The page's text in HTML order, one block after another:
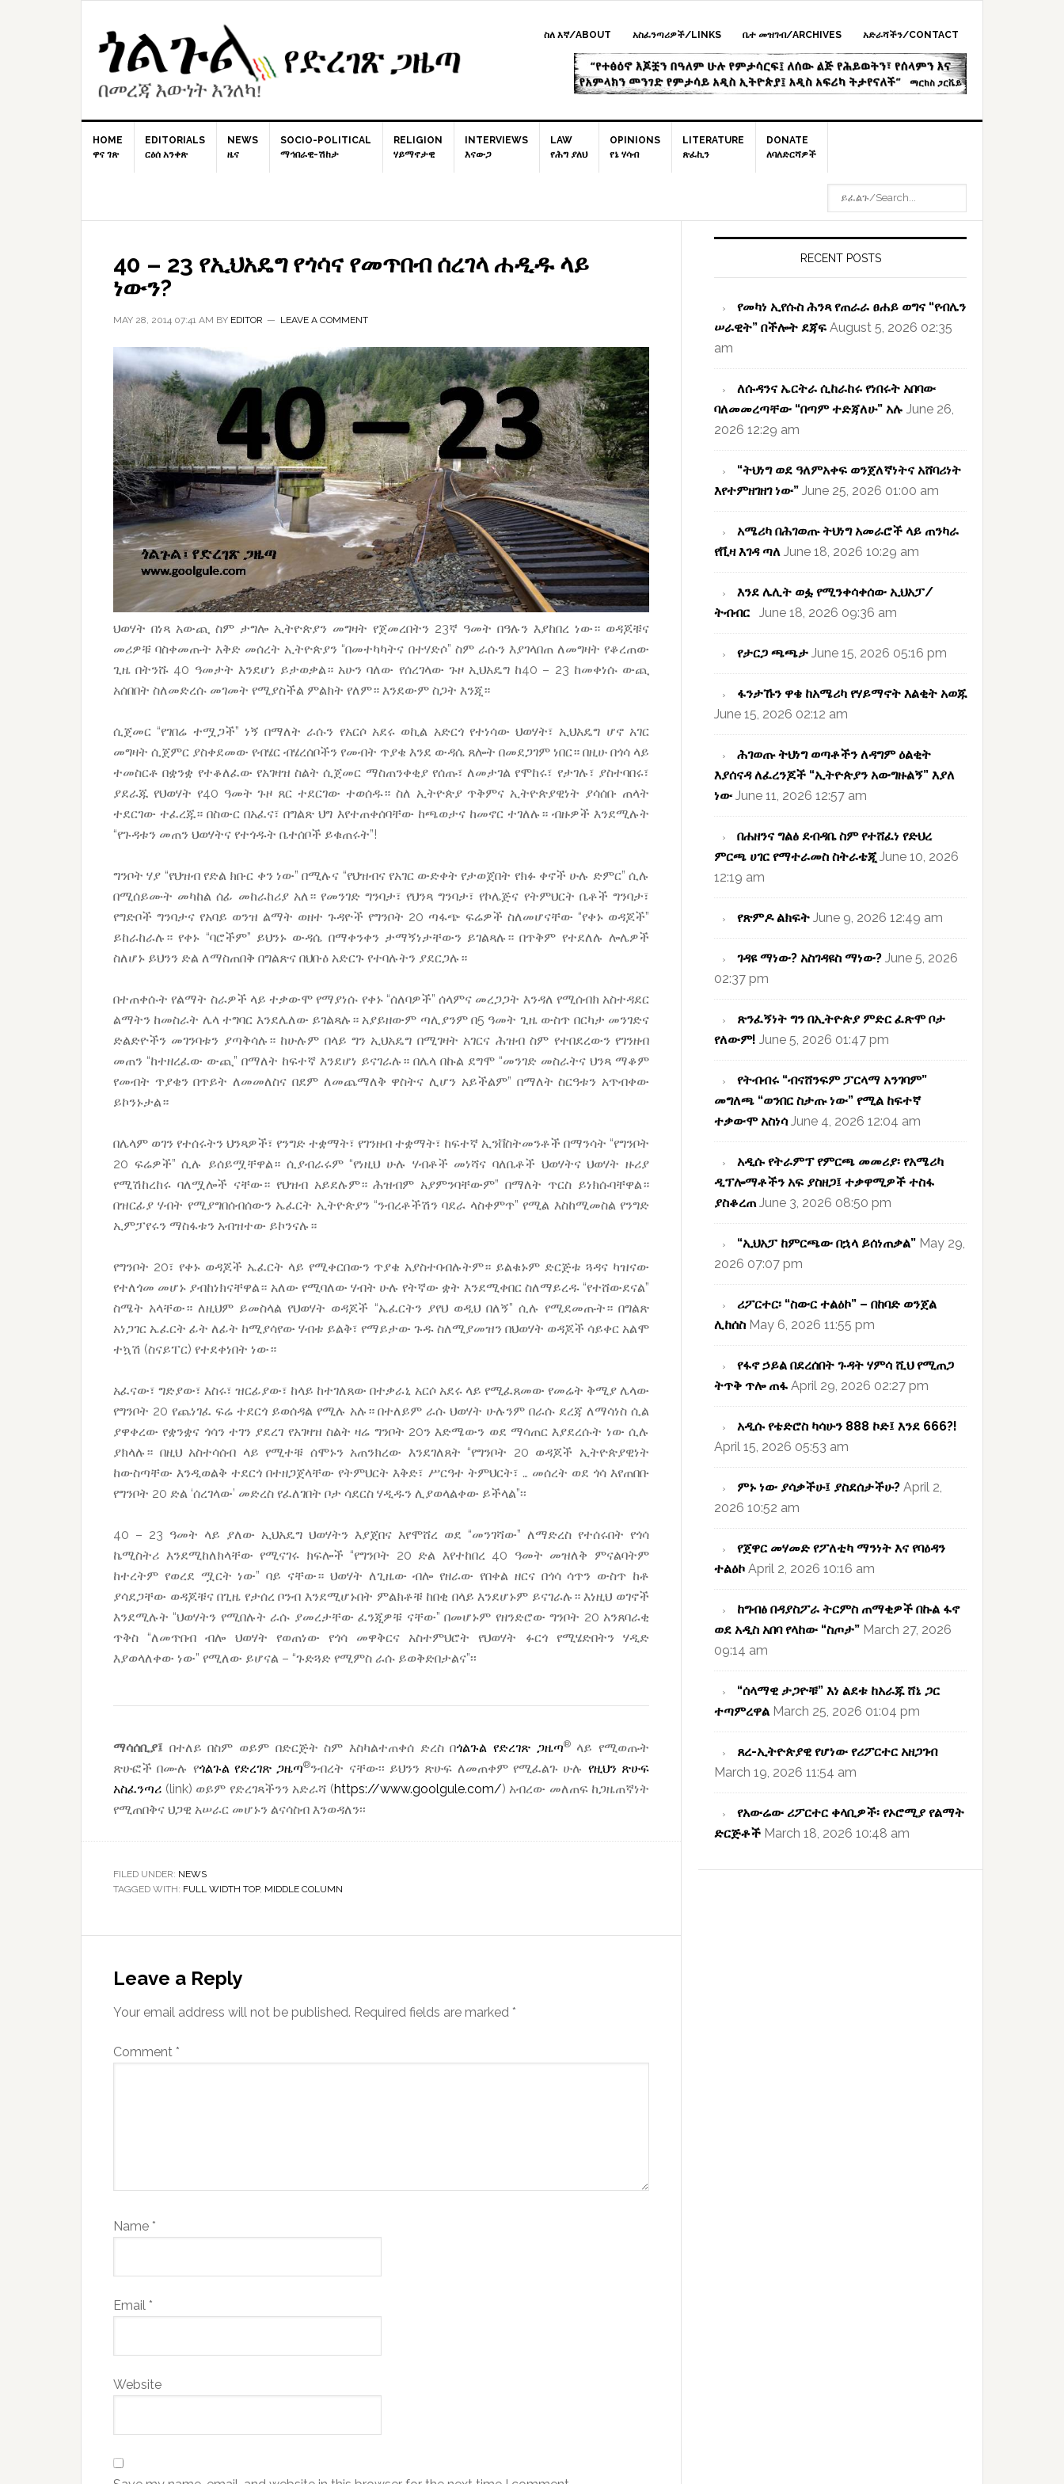
ስለ እኛ/ABOUT አስፈንጣሪዎች/LINKS ቤተ መዝገብ/ARCHIVES አድራሻችን/CONTACT
HOME
ዋና ገጽ
EDITORIALS
ርዕሰ አንቀጽ
NEWS
ዜና
SOCIO-POLITICAL
ማኅበራዊ-ሽከታ
RELIGION
ሃይማኖታዊ
INTERVIEWS
እናውጋ
LAW
የሕግ ያለህ
OPINIONS
የኔ ሃሳብ
LITERATURE
ጽፈኪን
DONATE
ለባለድርሻዎች
40 – 23 የኢህአዴግ የጎሳና የመጥበብ ሰረገላ ሐዲዱ ላይ
ነውን?
MAY 28, 2014 07:41 AM BY EDITOR LEAVE A COMMENT
ህወሃት በነጻ አውጪ ስም ታግሎ ኢትዮጵያን መግዛት የጀመረበትን 23ኛ ዓመት በዓሉን እያከበረ ነው። ወዳጆቹና
መሪዎቹ ባስቀመጡት እቅድ መሰረት ኢትዮጵያን “በመተካካትና በተሃድሶ” ስም ራሱን እያገላበጠ ለመግዛት የቆረጠው
ጊዜ በትንሹ 40 ዓመታት እንደሆነ ይታወቃል። አሁን ባለው የሰረገላው ጉዞ ኢህአዴግ ከ40 – 23 ከመቀነሱ ውጪ
አሰበበት ስለመድረሱ መገመት የሚያስችል ምልክት የለም። እንደውም ስጋት እንጂ።
ሲጀመር “የገበሬ ተሟጋች” ነኝ በማለት ራሱን የአርሶ አደሩ ወኪል አድርጎ የተነሳው ህወሃት፣ ኢህአዴግ ሆኖ አገር
መግዛት ሲጀምር ያስቀደመው የብሄር ብሄረሰቦችን የመብት ጥያቄ እንደ ውዳሴ ጸሎት በመደጋገም ነበር። በዚሁ በጎሳ ላይ
ተመስርቶ በቋንቋ የተቆለፈው የአገዛዝ ስልት ሲጀመር ማስጠንቀቂያ የሰጡ፣ ለመታገል የሞከሩ፣ የታገሉ፣ ያስተባበሩ፣
ያደራጁ የህወሃት የ40 ዓመት ጉዞ ጸር ተደርገው ተወሰዱ። ስለ ኢትዮጵያ ጥቅምና ኢትዮጵያዊነት ያሳሰቡ ጠላት
ተደርገው ተፈረጁ። በስውር በአፈና፣ በግልጽ ህግ እየተጠቀሰባቸው ከጫወታና ከመኖር ተገለሉ። ብዙዎች እንደሚሉት
“የጉዳቱን መጠን ህወሃትና የተጎዱት ቤተሰቦች ይቁጠሩት”!
ግንቦት ሃያ “የህዝብ የድል ክቡር ቀን ነው” በሚሉና “የህዝብና የአገር ውድቀት የታወጀበት የክፉ ቀኖች ሁሉ ድምር” ሲሉ
በሚሰይሙት መካከል ሰፊ መከራከሪያ አለ። የመንገድ ግንባታ፣ የህንጻ ግንባታ፣ የኮሌጅና የትምህርት ቤቶች ግንባታ፣
የግድቦች ግንባታና የአባይ ወንዝ ልማት ወዘተ ጉዳዮች የግንቦት 20 ጣፋጭ ፍሬዎች ስለመሆናቸው “የቀኑ ወዳጆች”
ይከራከራሉ። የቀኑ “ባሮችም” ይህንኑ ውዳሴ በማቀንቀን ታማኝነታቸውን ይገልጻሉ። በጥቅም የተደለሉ ሎሌዎች
ስለሆኑ ይህንን ድል ለማስጠበቅ በግልጽና በህቡዕ አድርጉ የተባሉትን ያደርጋሉ።
በተጠቀሱት የልማት ስራዎች ላይ ተቃውሞ የማያነሱ የቀኑ “ሰለባዎች” ሰላምና መረጋጋት እንዳለ የሚሰብክ አስተዳደር
ልማትን ከመስራት ሌላ ተግባር እንደሌለው ይገልጻሉ። አያይዘውም ጣሊያንም በ5 ዓመት ጊዜ ውስጥ በርካታ መንገድና
ድልድዮችን መገንባቱን ያጣቅሳሉ። ከሁሉም በላይ ግን ኢህአዴግ በሚገዛት አገርና ሕዝብ ስም የተበደረውን የገንዘብ
መጠን “ከተዘረፈው ውጪ” በማለት ከፍተኛ እንደሆነ ይናገራሉ። በሌላ በኩል ደግሞ “መንገድ መስራትና ህንጻ ማቆም
የመብት ጥያቄን በጥይት ለመመለስና በደም ለመጨማለቅ ዋስትና ሊሆን አይችልም” በማለት ስርዓቱን አጥብቀው
ይኮንኑታል።
በሌላም ወገን የተሰሩትን ህንጻዎች፣ የንግድ ተቋማት፣ የገንዘብ ተቋማት፣ ከፍተኛ ኢንቨስትመንቶች በማንሳት “የግንቦት
20 ፍሬዎች” ሲሉ ይሰይሟቸዋል። ሲያብራሩም “የነዚህ ሁሉ ሃብቶች መነሻና ባለቤቶች ህወሃትና ህወሃት ዙሪያ
የሚሽከረከሩ ባለሟሎች ናቸው። የህዝብ አይደሉም። ሕዝብም አያምንባቸውም” በማለት ጥርስ ይነክሱባቸዋል።
በዝርፊያ ሃብት የሚያግበሰብሰውን ኤፈርት ኢትዮጵያን “ንብረቶችሽን ባደራ ላስቀምጥ” የሚል እስከሚመስል የንግድ
ኢምፓየሩን ማስፋቱን አብዝተው ይኮንናሉ።
የግንቦት 20፣ የቀኑ ወዳጆች ኤፈርት ላይ የሚቀርበውን ጥያቄ አያስተባብሉትም። ይልቁኑም ድርጅቱ ጓዳና ካዝናው
የተለጎመ መሆኑ ያብከነክናቸዋል። አለው የሚባለው ሃብት ሁሉ የትኛው ቋት እንደሚቀበር ስለማይረዱ “የተሸውደናል”
ስሜት አላቸው። ለዚህም ይመስላል የህወሃት ወዳጆች “ኤፈርትን ያየህ ወዲህ በለኝ” ሲሉ የሚደመጡት። በግልጽ
አነጋገር ኤፈርት ፊት ለፊት ከሚያሳየው ሃብቱ ይልቅ፣ የማይታው ጉዱ ስለሚያመዝን በህወሃት ወዳጆች ሳይቀር አልሞ
ተኳሽ (ስናይፐር) የተደቀነበት ነው።
አፈናው፣ ግድያው፣ እስሩ፣ ዝርፊያው፣ ከላይ ከተገለጸው በተቃራኒ አርሶ አደሩ ላይ የሚፈጸመው የመሬት ቅሚያ ሌላው
የግንቦት 20 የጨነገፈ ፍሬ ተደርጎ ይወሰዳል የሚሉ አሉ። በተለይም ራሱ ህወሃት ሁሉንም በራሱ ደረጃ ለማሳነስ ሲል
ያዋቀረው የቋንቋና ጎሳን ተገን ያደረገ የአገዛዝ ስልት ዛሬ ግንቦት 20ን እድሜውን ወደ ማሳጠር እያደረሱት ነው ሲሉ
ያክላሉ። በዚህ አስተሳሰብ ላይ የሚተቹ ሰሞኑን አጠንክረው እንደገለጸት “የግንቦት 20 ወዳጆች ኢትዮጵያዊነት
ከውስጣቸው እንዲወልቅ ተደርጎ በተዘጋጀላቸው የትምህርት እቅድ፣ ሥርዓተ ትምህርት፣ … መሰረት ወደ ጎሳ እየጠበቡ
የግንቦት 20 ድል ‘ሰረገላው’ መድረስ የፈለገበት ቦታ ሳደርስ ሃዲዱን ሊያወላልቀው ይችላል”፡፡
40 – 23 ዓመት ላይ ያለው ኢህአዴግ ህወሃትን እያጀበና እየሞሸረ ወደ “መንገሻው” ለማድረስ የተሰሩበት የጎሳ
ኬሚስትሪ እንደሚከለክላቸው የሚናገሩ ክፍሎች “የግንቦት 20 ድል እየተከበረ 40 ዓመት መዝለቅ ምናልባትም
ከተረትም የወረደ ሟርት ነው” ባይ ናቸው። ህወሃት ለጊዜው ብሎ የዘራው የበቀል ዘርና በጎሳ ሳጥን ውስጥ ከቶ
ያሳደጋቸው ወዳጆቹና በጊዜ የታሰረ ቦንብ እንደሚሆኑበት ምልክቶቹ ከበቂ በላይ እንደሆኑም ይናገራሉ። እነዚህ ወገኖች
እንደሚሉት “ህወሃትን የሚበሉት ራሱ ያመረታቸው ፈንጂዎቹ ናቸው” በመሆኑም የዘንድሮው ግንቦት 20 አንጸባራቂ
ጥቅስ “ለመጥበብ ብሎ ህወሃት የወጠነው የጎሳ መዋቅርና አስተምህሮት የህወሃት ፉርጎ የሚሄድበትን ሃዲድ
እያወላለቀው ነው” የሚለው ይሆናል – “ጉድጓድ የሚምስ ራሱ ይወቅድበታልና”፡፡
ማሳሰቢያ፤ በተለይ በስም ወይም በድርጅት ስም እስካልተጠቀሰ ድረስ በጎልጉል የድረገጽ ጋዜጣ®ላይ የሚወጡት
ጽሁፎች በሙሉ የጎልጉል የድረገጽ ጋዜጣ®ንብረት ናቸው፡፡ ይህንን ጽሁፍ ለመጠቀም የሚፈልጉ ሁሉ የዚህን ጽሁፍ
አስፈንጣሪ (link) ወይም የድረገጻችንን አድራሻ (https://www.goolgule.com/) አብረው መለጠፍ ከጋዜጠኛነት
የሚጠበቅና ህጋዊ አሠራር መሆኑን ልናሳስብ እንወዳለን፡፡
FILED UNDER: NEWS
TAGGED WITH: FULL WIDTH TOP, MIDDLE COLUMN
Leave a Reply
Your email address will not be published. Required fields are marked *
Comment *
Name *
Email *
Website
RECENT POSTS
የመካነ ኢየሱስ ሕንጻ የጠራራ ፀሐይ ወግና “የብሌን
ሠራዊት” በችሎት ደጃፍ August 5, 2026 02:35
am
ለሱዳንና ኤርትራ ሲከራከሩ የነበሩት አበባው
ባለመመረጣቸው “በጣም ተድጃለሁ” አሉ June 26,
2026 12:29 am
“ትህነግ ወደ ዓለምአቀፍ ወንጀለኛነትና አሸባሪነት
እየተምዘገዘገ ነው” June 25, 2026 01:00 am
አሜሪካ በሕገወጡ ትህነግ አመራሮች ላይ ጠንካራ
የቪዛ እገዳ ጣለ June 18, 2026 10:29 am
እንደ ሌሊት ወፏ የሚንቀሳቀሰው ኢህአፓ/
ትብብር June 18, 2026 09:36 am
የታርጋ ጫጫታ June 15, 2026 05:16 pm
ፋንታኹን ዋቄ ከአሜሪካ የሃይማኖት እልቂት አወጁ
June 15, 2026 02:12 am
ሕገወጡ ትህነግ ወጣቶችን ለዳግም ዕልቂት
እያሰናዳ ለፈረንጆች “ኢትዮጵያን አውግዙልኝ” እያለ
ነው June 11, 2026 12:57 am
በሐዘንና ግልፅ ደብዳቤ ስም የተሸፈነ የድህረ
ምርጫ ሀገር የማተራመስ ስትራቴጂ June 10, 2026
12:19 am
የጽምዶ ልክፍት June 9, 2026 12:49 am
ገዳዩ ማነው? አስገዳዩስ ማነው? June 5, 2026
02:37 pm
ጽንፈኝነት ግን በኢትዮጵያ ምድር ፈጽሞ ቦታ
የለውም! June 5, 2026 01:47 pm
የትብብሩ “ብናሸንፍም ፓርላማ አንገባም”
መግለጫ “ወንበር ስታጡ ነው” የሚል ከፍተኛ
ተቃውሞ አስነሳ June 4, 2026 12:04 am
አዲሱ የትራምፕ የምርጫ መመሪያ፡ የአሜሪካ
ዲፕሎማቶችን አፍ ያስዘጋ፤ ተቃዋሚዎች ተስፋ
ያስቆረጠ June 3, 2026 08:50 pm
“ኢህአፓ ከምርጫው በኋላ ይሰነጠቃል” May 29,
2026 07:07 pm
ሪፖርተር፡ “ስውር ተልዕኮ” – በከባድ ወንጀል
ሊከሰስ May 6, 2026 11:55 pm
የፋኖ ኃይል በደረሰበት ጉዳት ሃምሳ ሺህ የሚጠጋ
ትጥቅ ጥሎ ጠፋ April 29, 2026 02:27 pm
አዲሱ የቴድሮስ ካሳሁን 888 ኮድ፤ እንደ 666?!
April 15, 2026 05:53 am
ምኑ ነው ያሳቃችሁ፤ ያስደሰታችሁ? April 2,
2026 10:52 am
የጀዋር መሃመድ የፖለቲካ ማንነት እና የባዕዳን
ተልዕኮ April 2, 2026 10:16 am
ከግብፅ በዳያስፖራ ትርምስ ጠማቂዎች በኩል ፋኖ
ወደ አዲስ አበባ የላከው “ስጦታ” March 27, 2026
09:14 am
“ሰላማዊ ታጋዮቹ” እነ ልደቱ ከአራጁ ሸኔ ጋር
ተጣምረዋል March 25, 2026 01:04 pm
ጸረ-ኢትዮጵያዊ የሆነው የሪፖርተር አዘጋገብ
March 19, 2026 11:54 am
የአውሬው ሪፖርተር ቀላቢዎች፡ የኦሮሚያ የልማት
ድርጅቶች March 18, 2026 10:48 am